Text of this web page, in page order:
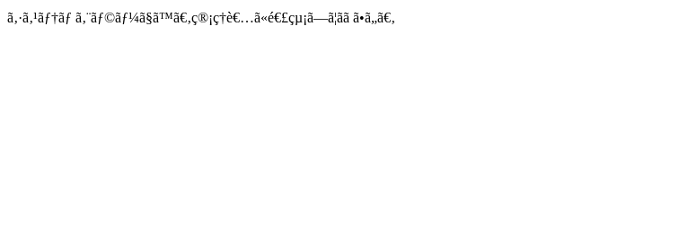
ã‚·ã‚¹ãƒ†ãƒ ã‚¨ãƒ©ãƒ¼ã§ã™ã€‚ç®¡ç†è€…ã«é€£çµ¡ã—ã¦ãã ã•ã„ã€‚